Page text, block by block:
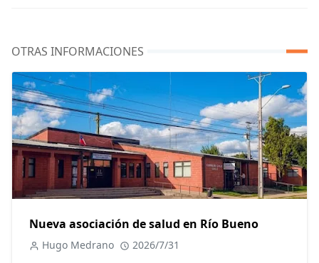
OTRAS INFORMACIONES
Nueva asociación de salud en Río Bueno
Hugo Medrano 2026/7/31